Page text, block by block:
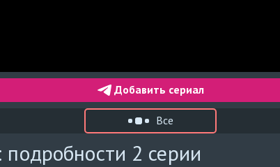
Добавить сериал
Все
2 серии